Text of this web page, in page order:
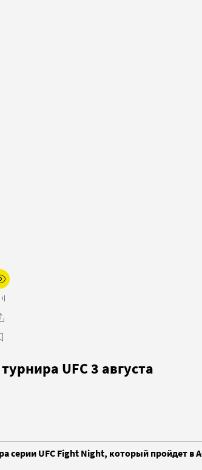
UFC 3 августа
серии UFC Fight Night, который пройдет в